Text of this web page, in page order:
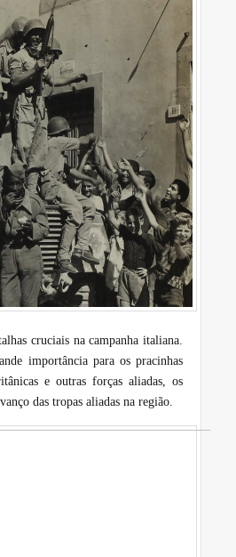
cruciais na campanha italiana.
importância para os pracinhas
e outras forças aliadas, os
das tropas aliadas na região.